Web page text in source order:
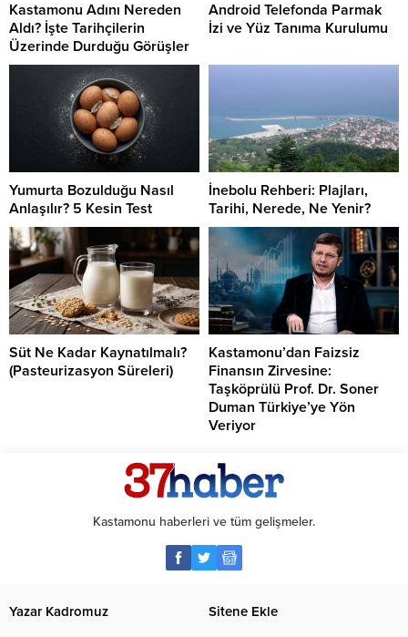
Kastamonu Adını Nereden
Aldı? İşte Tarihçilerin
Üzerinde Durduğu Görüşler
Android Telefonda Parmak
İzi ve Yüz Tanıma Kurulumu
Yumurta Bozulduğu Nasıl
Anlaşılır? 5 Kesin Test
İnebolu Rehberi: Plajları,
Tarihi, Nerede, Ne Yenir?
Süt Ne Kadar Kaynatılmalı?
(Pasteurizasyon Süreleri)
Kastamonu’dan Faizsiz
Finansın Zirvesine:
Taşköprülü Prof. Dr. Soner
Duman Türkiye’ye Yön
Veriyor
Kastamonu haberleri ve tüm gelişmeler.
Yazar Kadromuz Sitene Ekle